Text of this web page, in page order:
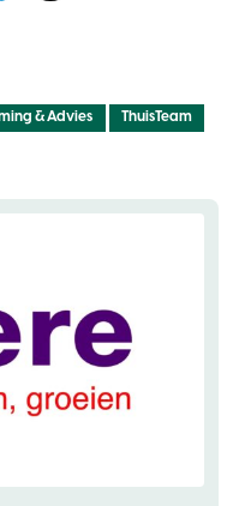
& Advies
ThuisTeam